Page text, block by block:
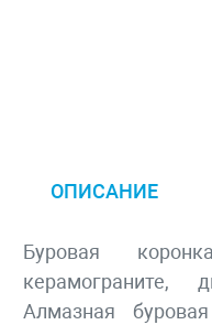
ОПИСАНИЕ
Буровая
Алмазная